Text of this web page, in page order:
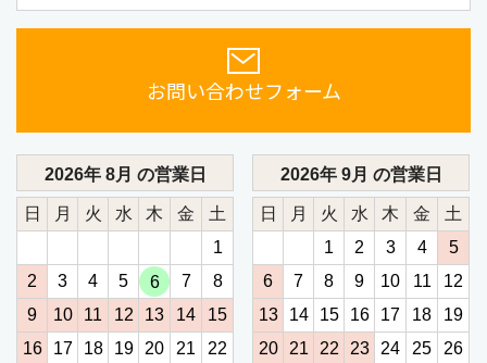
お問い合わせフォーム